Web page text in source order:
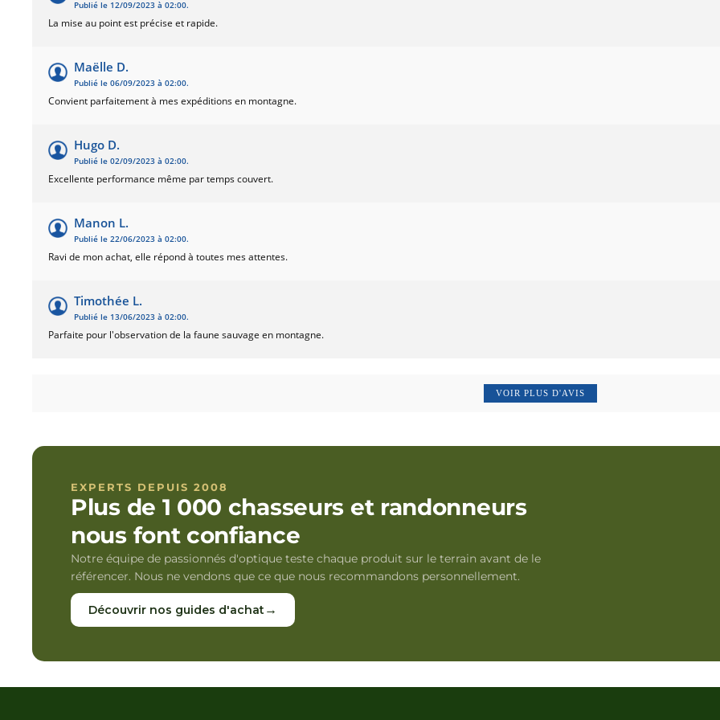
Publié le 12/09/2023 à 02:00.
La mise au point est précise et rapide.
Maëlle D.
Publié le 06/09/2023 à 02:00.
Convient parfaitement à mes expéditions en montagne.
Hugo D.
Publié le 02/09/2023 à 02:00.
Excellente performance même par temps couvert.
Manon L.
Publié le 22/06/2023 à 02:00.
Ravi de mon achat, elle répond à toutes mes attentes.
Timothée L.
Publié le 13/06/2023 à 02:00.
Parfaite pour l'observation de la faune sauvage en montagne.
VOIR PLUS D'AVIS
EXPERTS DEPUIS 2008
Plus de 1 000 chasseurs et randonneurs
nous font confiance
Notre équipe de passionnés d'optique teste chaque produit sur le terrain avant de le
référencer. Nous ne vendons que ce que nous recommandons personnellement.
Découvrir nos guides d'achat →